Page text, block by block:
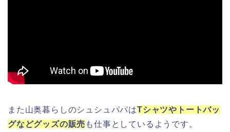
また山奥暮らしのシュシュパパはTシャツやトートバッ
グなどグッズの販売 も仕事としているようです。